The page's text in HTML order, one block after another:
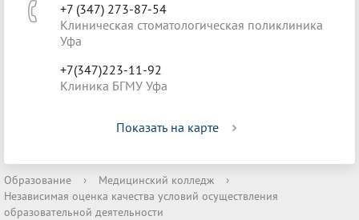
+7 (347) 273-87-54
Клиническая стоматологическая поликлиника
Уфа
+7(347)223-11-92
Клиника БГМУ Уфа
Показать на карте
Образование › Медицинский колледж
›
Независимая оценка качества условий осуществления
образовательной деятельности